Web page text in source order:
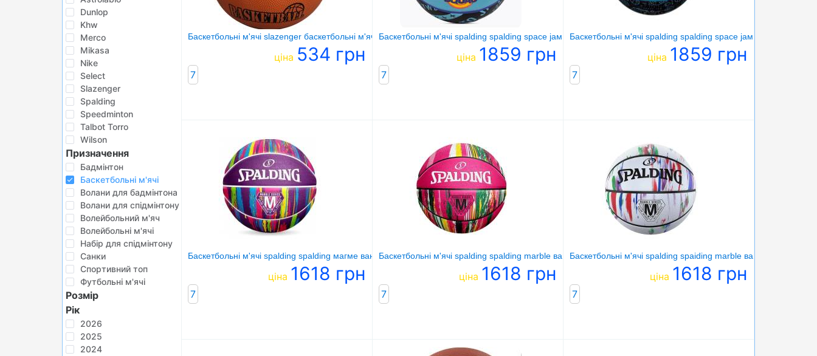
БІГ, ФІТНЕС, М'ЯЧІ
ВЕЛОСИПЕДИ
САМОКАТИ
ТЕНІС, БАДМІНТОН
ВОДНІ ВИДИ СПОРТУ
ТУРИЗМ
Dunlop
Khw
Merco
Mikasa
Nike
Select
Slazenger
Spalding
Speedminton
Talbot Torro
Wilson
Призначення
Бадмінтон
Баскетбольні м'ячі
Волани для бадмінтона
Волани для спідмінтону
Волейбольний м'яч
Волейбольні м'ячі
Набір для спідмінтону
Санки
Спортивний топ
Футбольні м'ячі
Розмір
Рік
2026
2025
2024
Баскетбольні м'ячі slazenger баскетбольні м'ячі ac basketball
ціна 534 грн
7
Баскетбольні м'ячі spalding spalding space јам тле squad bugs мультиколор
ціна 1859 грн
7
Баскетбольні м'ячі spalding spalding space јам tune squao
ціна 1859 грн
7
Баскетбольні м'ячі spalding spalding магме ван фіолетовий
ціна 1618 грн
7
Баскетбольні м'ячі spalding spalding marble ван рожевий
ціна 1618 грн
7
Баскетбольні м'ячі spalding spaiding marble ван бјлий
ціна 1618 грн
7